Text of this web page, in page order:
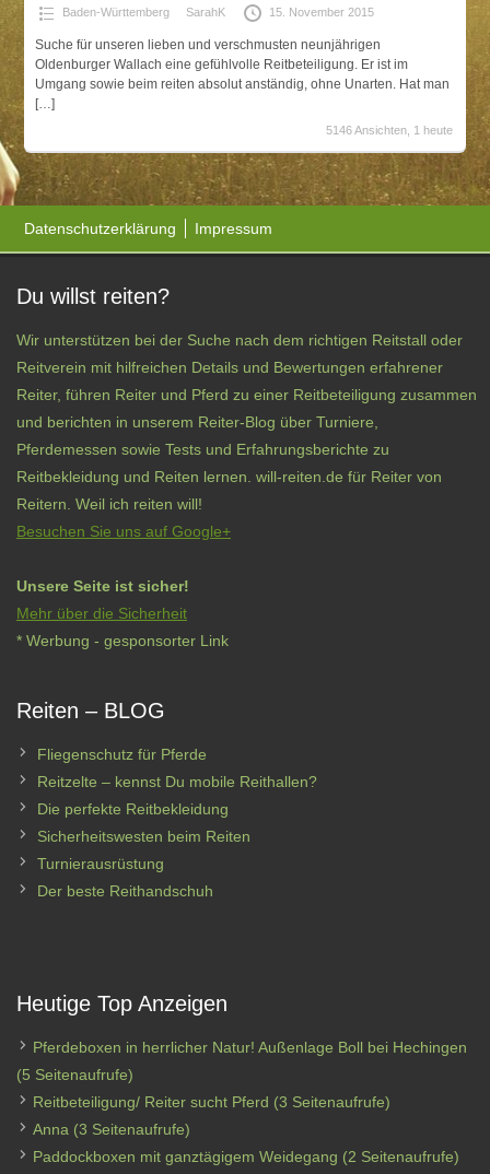
Baden-Württemberg SarahK 15. November 2015
Suche für unseren lieben und verschmusten neunjährigen
Oldenburger Wallach eine gefühlvolle Reitbeteiligung. Er ist im
Umgang sowie beim reiten absolut anständig, ohne Unarten. Hat man
[…]
5146 Ansichten, 1 heute
Datenschutzerklärung Impressum
Du willst reiten?
Wir unterstützen bei der Suche nach dem richtigen Reitstall oder
Reitverein mit hilfreichen Details und Bewertungen erfahrener
Reiter, führen Reiter und Pferd zu einer Reitbeteiligung zusammen
und berichten in unserem Reiter-Blog über Turniere,
Pferdemessen sowie Tests und Erfahrungsberichte zu
Reitbekleidung und Reiten lernen. will-reiten.de für Reiter von
Reitern. Weil ich reiten will!
Besuchen Sie uns auf Google+
Unsere Seite ist sicher!
Mehr über die Sicherheit
* Werbung - gesponsorter Link
Reiten – BLOG
Fliegenschutz für Pferde
Reitzelte – kennst Du mobile Reithallen?
Die perfekte Reitbekleidung
Sicherheitswesten beim Reiten
Turnierausrüstung
Der beste Reithandschuh
Heutige Top Anzeigen
Pferdeboxen in herrlicher Natur! Außenlage Boll bei Hechingen
(5 Seitenaufrufe)
Reitbeteiligung/ Reiter sucht Pferd (3 Seitenaufrufe)
Anna (3 Seitenaufrufe)
Paddockboxen mit ganztägigem Weidegang (2 Seitenaufrufe)